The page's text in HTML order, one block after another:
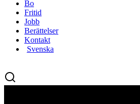
Bo
Fritid
Jobb
Berättelser
Kontakt
Svenska